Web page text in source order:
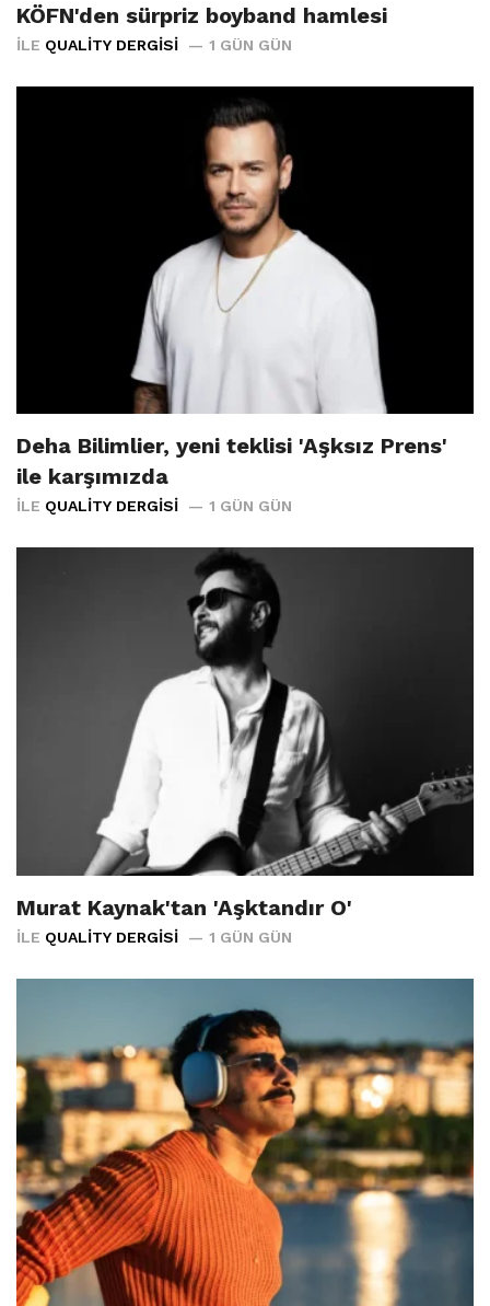
KÖFN'den sürpriz boyband hamlesi
İLE QUALITY DERGISI 1 GÜN GÜN
Deha Bilimlier, yeni teklisi 'Aşksız Prens'
ile karşımızda
İLE QUALITY DERGISI 1 GÜN GÜN
Murat Kaynak'tan 'Aşktandır O'
İLE QUALITY DERGISI 1 GÜN GÜN